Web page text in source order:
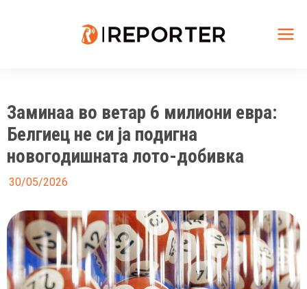
Заминаа во ветар 6 милиони евра:
Белгиец не си ја подигна
новогодишната лото-добивка
30/05/2026